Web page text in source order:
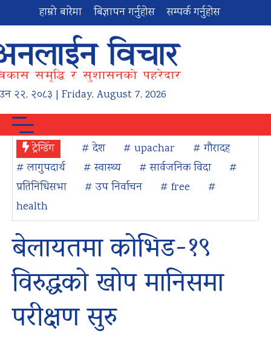
हाम्रो बारेमा बिज्ञापन गर्नुहोस सम्पर्क गर्नुहोस
२२, २०८३ | Friday, August 7, 2026
ट्रेन्डिंग # देश # upachar
# गौरादह
# लागुपदार्थ
# स्वास्थ्य # सार्वजनिक विदा
#
प्रतिनिधिसभा
# उप निर्वाचन # free
#
health
बेलायतमा कोभिड-१९
विरुद्धको खोप मानिसमा
परीक्षण सुरु